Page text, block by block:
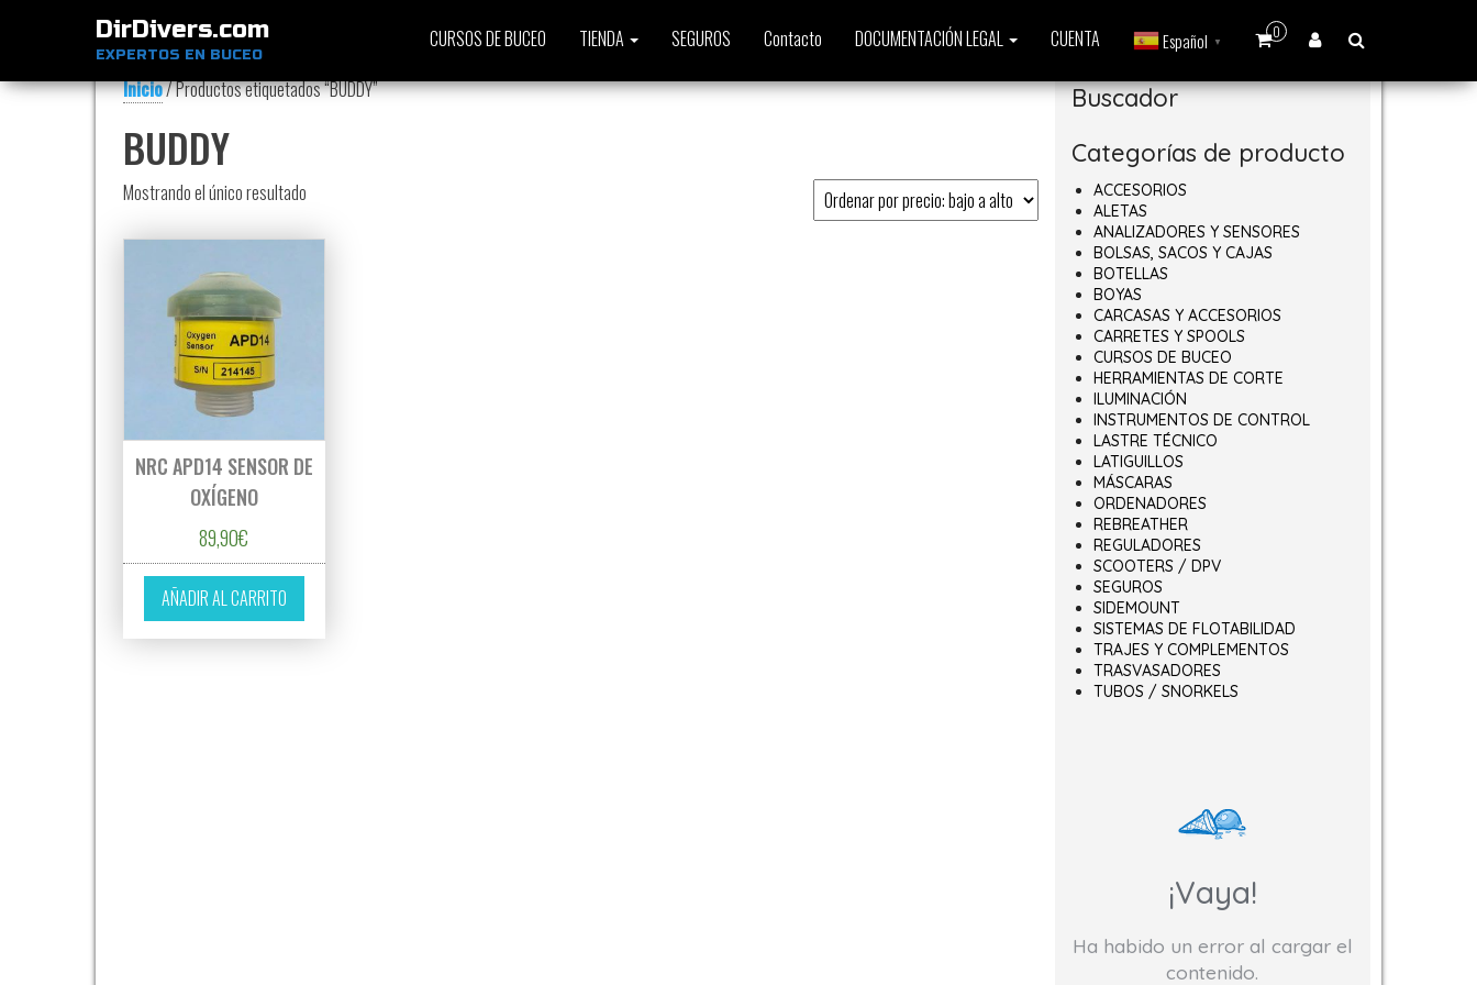
DirDivers.com
EXPERTOS EN BUCEO
0
CURSOS DE BUCEO TIENDA SEGUROS Contacto DOCUMENTACIÓN LEGAL CUENTA Español ▼
Inicio/ Productos etiquetados “BUDDY”
BUDDY
Mostrando el único resultado
NRC APD14 SENSOR DE
OXÍGENO
89,90€
AÑADIR AL CARRITO
Buscador
Categorías de producto
ACCESORIOS
ALETAS
ANALIZADORES Y SENSORES
BOLSAS, SACOS Y CAJAS
BOTELLAS
BOYAS
CARCASAS Y ACCESORIOS
CARRETES Y SPOOLS
CURSOS DE BUCEO
HERRAMIENTAS DE CORTE
ILUMINACIÓN
INSTRUMENTOS DE CONTROL
LASTRE TÉCNICO
LATIGUILLOS
MÁSCARAS
ORDENADORES
REBREATHER
REGULADORES
SCOOTERS / DPV
SEGUROS
SIDEMOUNT
SISTEMAS DE FLOTABILIDAD
TRAJES Y COMPLEMENTOS
TRASVASADORES
TUBOS / SNORKELS
¡Vaya!
Ha habido un error al cargar el
contenido.